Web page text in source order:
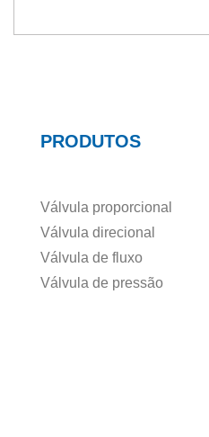
PRODUTOS
Válvula proporcional
Válvula direcional
Válvula de fluxo
Válvula de pressão